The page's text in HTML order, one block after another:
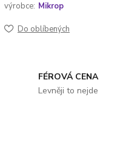
výrobce: Mikrop
Do oblíbených
FÉROVÁ CENA
Levněji to nejde